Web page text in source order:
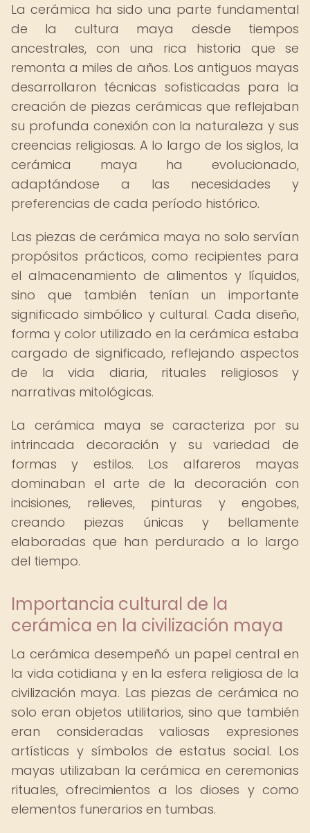
La cerámica ha sido una parte fundamental
de la cultura maya desde tiempos
ancestrales, con una rica historia que se
remonta a miles de años. Los antiguos mayas
desarrollaron técnicas sofisticadas para la
creación de piezas cerámicas que reflejaban
su profunda conexión con la naturaleza y sus
creencias religiosas. A lo largo de los siglos, la
cerámica maya ha evolucionado,
adaptándose a las necesidades y
preferencias de cada período histórico.
Las piezas de cerámica maya no solo servían
propósitos prácticos, como recipientes para
el almacenamiento de alimentos y líquidos,
sino que también tenían un importante
significado simbólico y cultural. Cada diseño,
forma y color utilizado en la cerámica estaba
cargado de significado, reflejando aspectos
de la vida diaria, rituales religiosos y
narrativas mitológicas.
La cerámica maya se caracteriza por su
intrincada decoración y su variedad de
formas y estilos. Los alfareros mayas
dominaban el arte de la decoración con
incisiones, relieves, pinturas y engobes,
creando piezas únicas y bellamente
elaboradas que han perdurado a lo largo
del tiempo.
Importancia cultural de la
cerámica en la civilización maya
La cerámica desempeñó un papel central en
la vida cotidiana y en la esfera religiosa de la
civilización maya. Las piezas de cerámica no
solo eran objetos utilitarios, sino que también
eran consideradas valiosas expresiones
artísticas y símbolos de estatus social. Los
mayas utilizaban la cerámica en ceremonias
rituales, ofrecimientos a los dioses y como
elementos funerarios en tumbas.